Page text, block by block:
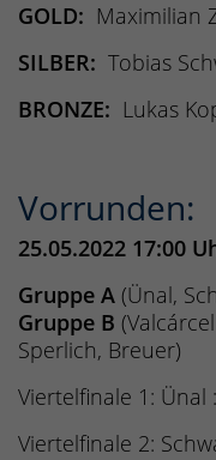
GOLD: Maximilian
SILBER: Tobias
BRONZE: Lukas
Vorrunden:
25.05.2022 17:00
Gruppe A (Ünal,
Gruppe B
Sperlich, Breuer)
Viertelfinale 1: Ünal
Viertelfinale 2: